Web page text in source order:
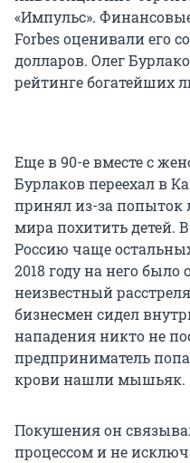
«Импульс».
Forbes оценивали его
долларов. Олег
рейтинге богатейших
Еще в 90-е вместе с
Бурлаков переехал в
принял из-за попыток
мира похитить детей.
Россию чаще
2018 году на него
неизвестный
бизнесмен сидел
нападения никто не
предприниматель
крови нашли мышьяк.
Покушения он
процессом и не